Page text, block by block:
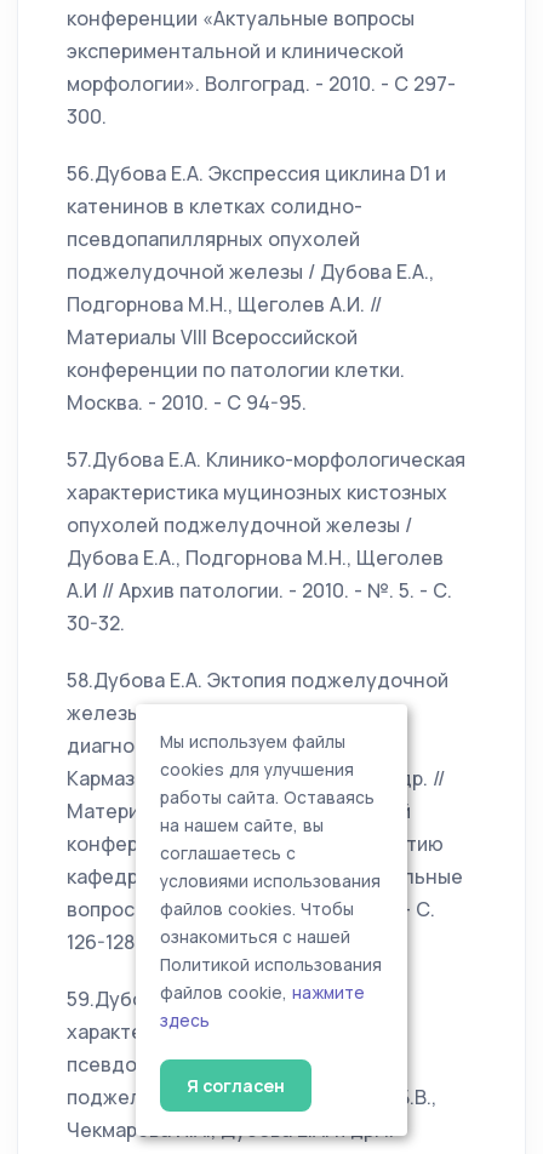
конференции «Актуальные вопросы
экспериментальной и клинической
морфологии». Волгоград. - 2010. - С 297-
300.
56.Дубова Е.А. Экспрессия циклина D1 и
катенинов в клетках солидно-
псевдопапиллярных опухолей
поджелудочной железы / Дубова Е.А.,
Подгорнова М.Н., Щеголев А.И. //
Материалы VIII Всероссийской
конференции по патологии клетки.
Москва. - 2010. - С 94-95.
57.Дубова Е.А. Клинико-морфологическая
характеристика муцинозных кистозных
опухолей поджелудочной железы /
Дубова Е.А., Подгорнова М.Н., Щеголев
А.И // Архив патологии. - 2010. - №. 5. - С.
30-32.
58.Дубова Е.А. Эктопия поджелудочной
железы: возможности лучевой
диагностики / Степанова Ю.А.,
Кармазановский Г.Г., Дубова Е.А. и др. //
Материалы Всероссийской научной
конференции, посвященной 150-летию
кафедры хирургии №1 КГМУ «Актуальные
вопросы хирургии». Казань. - 2010. – С.
126-128.
59.Дубова Е.А. Ультраструктурная
характеристика солидно-
псевдопапиллярных опухолей
поджелудочной железы / Втюрин Б.В.,
Чекмарёва И.А., Дубова Е.А. и др. //
Мы используем файлы
cookies для улучшения
работы сайта. Оставаясь
на нашем сайте, вы
соглашаетесь с
условиями использования
файлов cookies. Чтобы
ознакомиться с нашей
Политикой использования
файлов cookie, нажмите
здесь
Я согласен